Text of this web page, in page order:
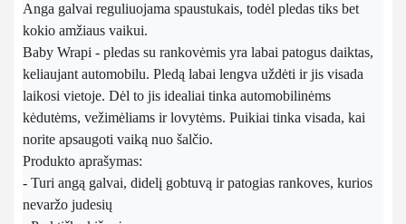
Anga galvai reguliuojama spaustukais, todėl pledas tiks bet
kokio amžiaus vaikui.
Baby Wrapi - pledas su rankovėmis yra labai patogus daiktas,
keliaujant automobilu. Pledą labai lengva uždėti ir jis visada
laikosi vietoje. Dėl to jis idealiai tinka automobilinėms
kėdutėms, vežimėliams ir lovytėms. Puikiai tinka visada, kai
norite apsaugoti vaiką nuo šalčio.
Produkto aprašymas:
- Turi angą galvai, didelį gobtuvą ir patogias rankoves, kurios
nevaržo judesių